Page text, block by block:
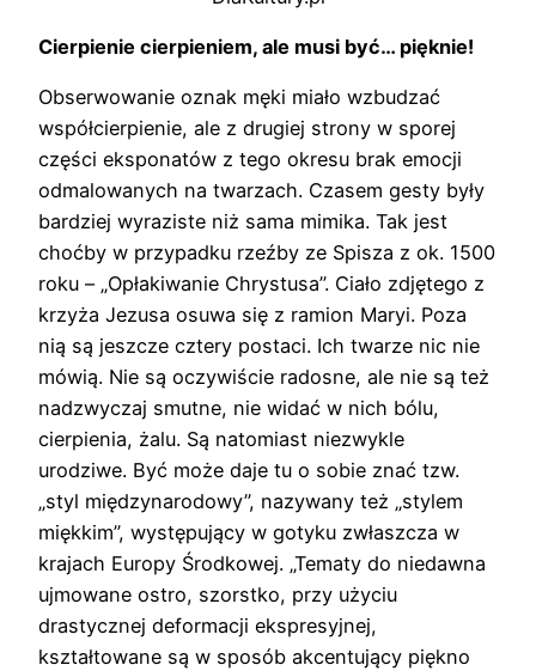
Cierpienie cierpieniem, ale musi być… pięknie!
Obserwowanie oznak męki miało wzbudzać
współcierpienie, ale z drugiej strony w sporej
części eksponatów z tego okresu brak emocji
odmalowanych na twarzach. Czasem gesty były
bardziej wyraziste niż sama mimika. Tak jest
choćby w przypadku rzeźby ze Spisza z ok. 1500
roku – „Opłakiwanie Chrystusa”. Ciało zdjętego z
krzyża Jezusa osuwa się z ramion Maryi. Poza
nią są jeszcze cztery postaci. Ich twarze nic nie
mówią. Nie są oczywiście radosne, ale nie są też
nadzwyczaj smutne, nie widać w nich bólu,
cierpienia, żalu. Są natomiast niezwykle
urodziwe. Być może daje tu o sobie znać tzw.
„styl międzynarodowy”, nazywany też „stylem
miękkim”, występujący w gotyku zwłaszcza w
krajach Europy Środkowej. „Tematy do niedawna
ujmowane ostro, szorstko, przy użyciu
drastycznej deformacji ekspresyjnej,
kształtowane są w sposób akcentujący piękno